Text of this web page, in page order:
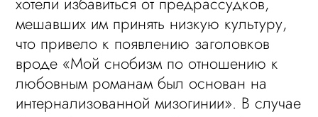
мешавших им принять низкую культуру,
что привело к появлению заголовков
вроде «Мой снобизм по отношению к
любовным романам был основан на
интернализованной мизогинии». В случае